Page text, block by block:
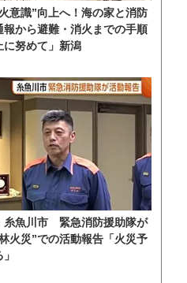
意識”向上へ！海の家と消防
から避難・消火までの手順
に努めて」新潟
糸魚川市 緊急消防援助隊が
火災”での活動報告「火災予